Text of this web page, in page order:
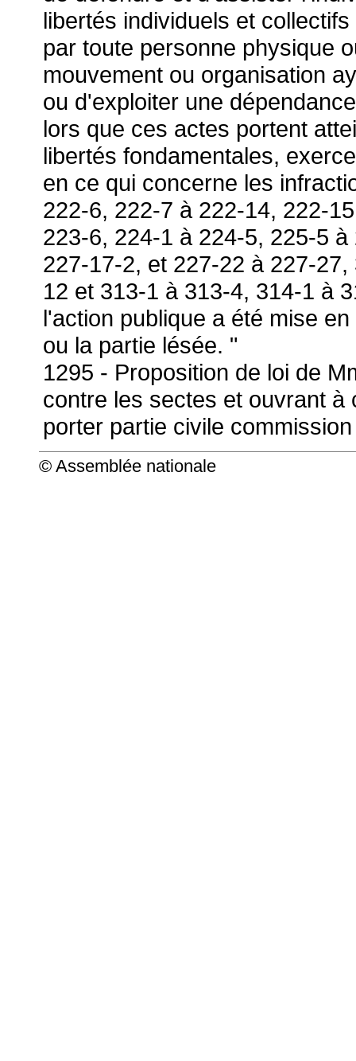
libertés individuels et
par toute personne physique
mouvement ou organisation
ou d'exploiter une
lors que ces actes portent
libertés fondamentales,
en ce qui concerne les
222-6, 222-7 à 222-14, 222-
223-6, 224-1 à 224-5, 225-5
227-17-2, et 227-22 à 227-
12 et 313-1 à 313-4, 314-1 à
l'action publique a été mise
ou la partie lésée. "
1295 - Proposition de loi de
contre les sectes et ouvrant
porter partie civile
© Assemblée nationale